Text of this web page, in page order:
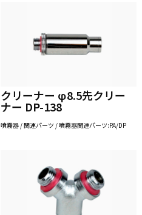
クリーナー φ8.5先クリー
ナー DP-138
噴霧器 / 関連パーツ / 噴霧器関連パーツ:PA/DP